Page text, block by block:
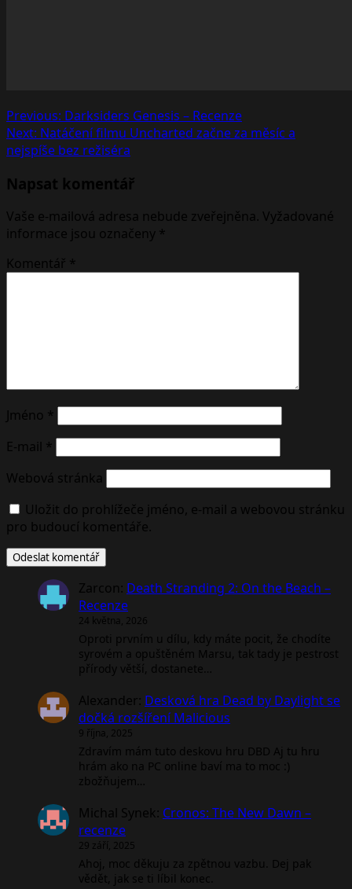
Post
navigation
Previous: Darksiders Genesis – Recenze
Next: Natáčení filmu Uncharted začne za měsíc a
nejspíše bez režiséra
Napsat komentář
Vaše e-mailová adresa nebude zveřejněna. Vyžadované
informace jsou označeny *
Komentář *
Jméno *
E-mail *
Webová stránka
Uložit do prohlížeče jméno, e-mail a webovou stránku
pro budoucí komentáře.
Zarcon: Death Stranding 2: On the Beach –
Recenze
24 května, 2026
Oproti prvním u dílu, kdy máte pocit, že chodíte
syrovém a opuštěném Marsu, tak tady je pestrost
přírody větší, dostanete…
Alexander: Desková hra Dead by Daylight se
dočká rozšíření Malicious
9 října, 2025
Zdravím mám tuto deskovu hru DBD Aj tu hru
hrám ako na PC online baví ma to moc :)
zbožňujem…
Michal Synek: Cronos: The New Dawn –
recenze
29 září, 2025
Ahoj, moc děkuju za zpětnou vazbu. Dej pak
vědět, jak se ti líbil konec.